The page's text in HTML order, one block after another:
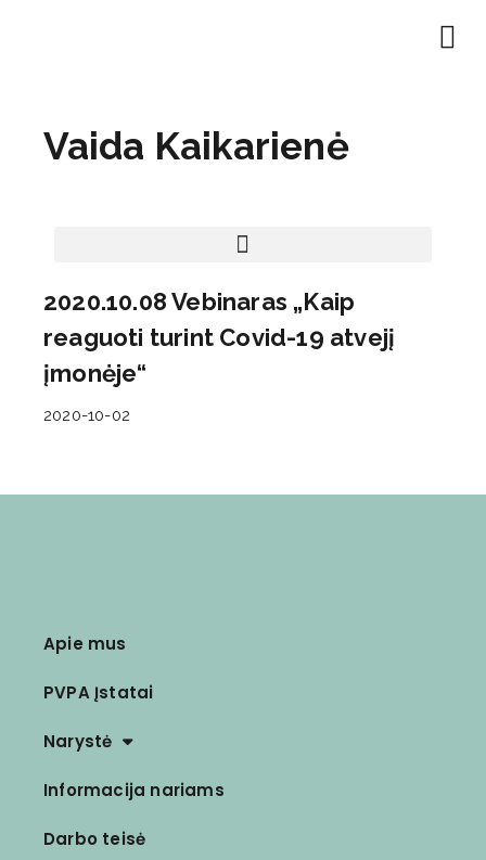
Vaida Kaikarienė
2020.10.08 Vebinaras „Kaip
reaguoti turint Covid-19 atvejį
įmonėje“
2020-10-02
Apie mus
PVPA Įstatai
Narystė
Informacija nariams
Darbo teisė